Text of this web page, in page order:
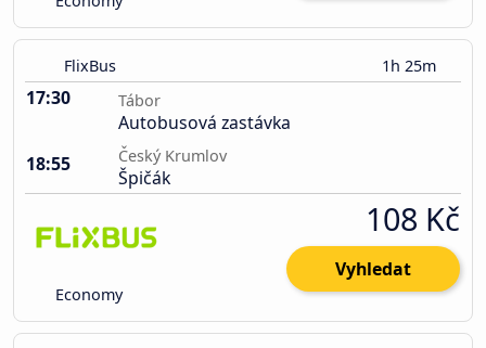
FlixBus 1h 25m
17:30 Tábor
Autobusová zastávka
18:55
Český Krumlov
Špičák
Economy
108 Kč
Vyhledat